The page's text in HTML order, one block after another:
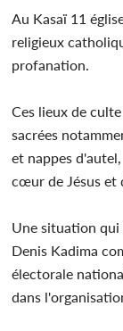
Au Kasaï 11
religieux
profanation.
Ces lieux de
sacrées
et nappes
cœur de Jésus et
Une situation
Denis Kadima
électorale
dans